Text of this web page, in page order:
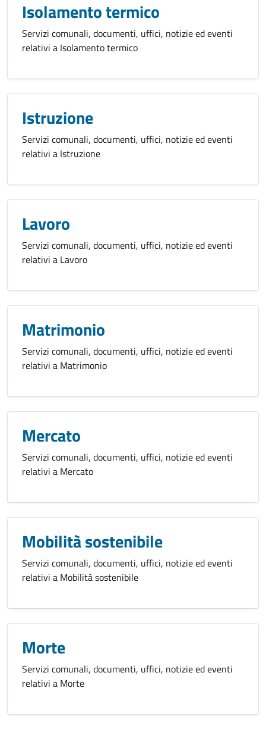
Isolamento termico
Servizi comunali, documenti, uffici, notizie ed eventi
relativi a Isolamento termico
Istruzione
Servizi comunali, documenti, uffici, notizie ed eventi
relativi a Istruzione
Lavoro
Servizi comunali, documenti, uffici, notizie ed eventi
relativi a Lavoro
Matrimonio
Servizi comunali, documenti, uffici, notizie ed eventi
relativi a Matrimonio
Mercato
Servizi comunali, documenti, uffici, notizie ed eventi
relativi a Mercato
Mobilità sostenibile
Servizi comunali, documenti, uffici, notizie ed eventi
relativi a Mobilità sostenibile
Morte
Servizi comunali, documenti, uffici, notizie ed eventi
relativi a Morte